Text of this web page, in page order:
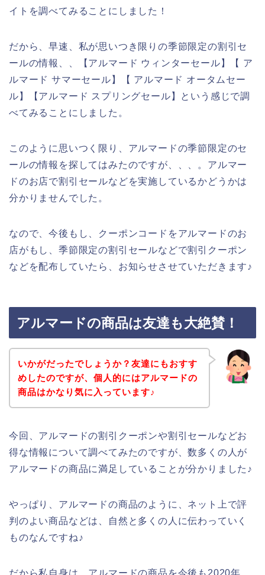
イトを調べてみることにしました！
だから、早速、私が思いつき限りの季節限定の割引セ
ールの情報、、【アルマード ウィンターセール】【 ア
ルマード サマーセール】【 アルマード オータムセー
ル】【アルマード スプリングセール】という感じで調
べてみることにしました。
このように思いつく限り、アルマードの季節限定のセ
ールの情報を探してはみたのですが、、、。アルマー
ドのお店で割引セールなどを実施しているかどうかは
分かりませんでした。
なので、今後もし、クーポンコードをアルマードのお
店がもし、季節限定の割引セールなどで割引クーポン
などを配布していたら、お知らせさせていただきます♪
アルマードの商品は友達も大絶賛！
いかがだったでしょうか？友達にもおすす
めしたのですが、個人的にはアルマードの
商品はかなり気に入っています♪
今回、アルマードの割引クーポンや割引セールなどお
得な情報について調べてみたのですが、数多くの人が
アルマードの商品に満足していることが分かりました♪
やっぱり、アルマードの商品のように、ネット上で評
判のよい商品などは、自然と多くの人に伝わっていく
ものなんですね♪
だから私自身は、アルマードの商品を今後も2020年、